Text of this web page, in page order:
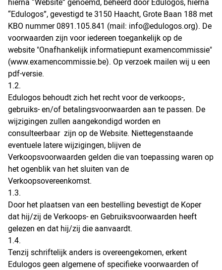
“Edulogos”, gevestigd te 3150 Haacht, Grote Baan 188 met
KBO nummer 0891.105.841 (mail: info@edulogos.org). De
voorwaarden zijn voor iedereen toegankelijk op de
website "Onafhankelijk informatiepunt examencommissie"
(www.examencommissie.be). Op verzoek mailen wij u een
pdf-versie.
1.2.
Edulogos behoudt zich het recht voor de verkoops-,
gebruiks- en/of betalingsvoorwaarden aan te passen. De
wijzigingen zullen aangekondigd worden en
consulteerbaar zijn op de Website. Niettegenstaande
eventuele latere wijzigingen, blijven de
Verkoopsvoorwaarden gelden die van toepassing waren op
het ogenblik van het sluiten van de
Verkoopsovereenkomst.
1.3.
Door het plaatsen van een bestelling bevestigt de Koper
dat hij/zij de Verkoops- en Gebruiksvoorwaarden heeft
gelezen en dat hij/zij die aanvaardt.
1.4.
Tenzij schriftelijk anders is overeengekomen, erkent
Edulogos geen algemene of specifieke voorwaarden of